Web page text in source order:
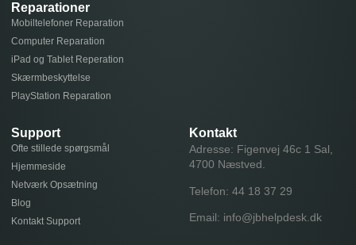
Reparationer
Mobiltelefoner Reparation
Computer Reparation
iPad og Tablet Reperation
Skærmbeskyttelse
PlayStation Reparation
Support
Ofte stillede spørgsmål
Hjemmeside
Netværk Opsætning
Blog
Kontakt Support
Kontakt
Adresse: Figenvej 46c 1 Sal,
4700 Næstved.
Telefon: 44 18 37 29
Email: info@jbhelpdesk.dk